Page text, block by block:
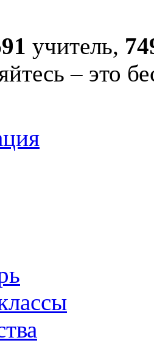
учитель,
– это